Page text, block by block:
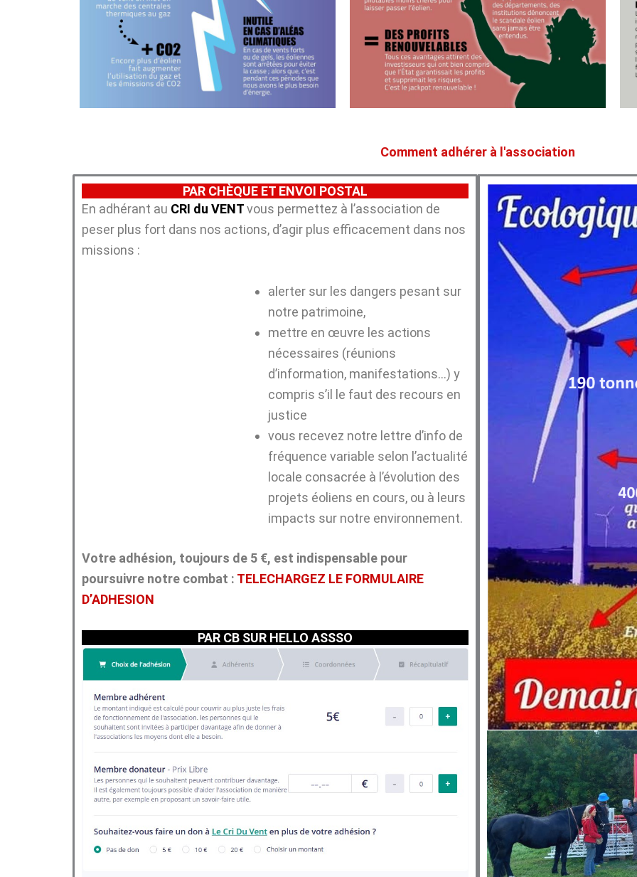
Comment adhérer à l'association
PAR CHÈQUE ET ENVOI POSTAL
En adhérant au CRI du VENTvous permettez à l’association de
peser plus fort dans nos actions, d’agir plus efficacement dans nos
missions :
alerter sur les dangers pesant sur
notre patrimoine,
mettre en œuvre les actions
nécessaires (réunions
d’information, manifestations…) y
compris s’il le faut des recours en
justice
vous recevez notre lettre d’info de
fréquence variable selon l’actualité
locale consacrée à l’évolution des
projets éoliens en cours, ou à leurs
impacts sur notre environnement.
Votre adhésion, toujours de 5 €, est indispensable pour
poursuivre notre combat : TELECHARGEZ LE FORMULAIRE
D’ADHESION
PAR CB SUR HELLO ASSSO